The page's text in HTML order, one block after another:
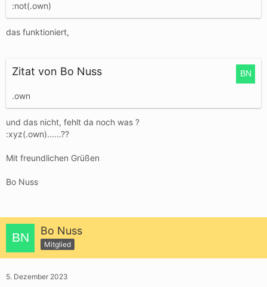
:not(.own)
das funktioniert,
Zitat von Bo Nuss
.own
und das nicht, fehlt da noch was ?
:xyz(.own)......??
Mit freundlichen Grüßen
Bo Nuss
Bo Nuss
Mitglied
5. Dezember 2023